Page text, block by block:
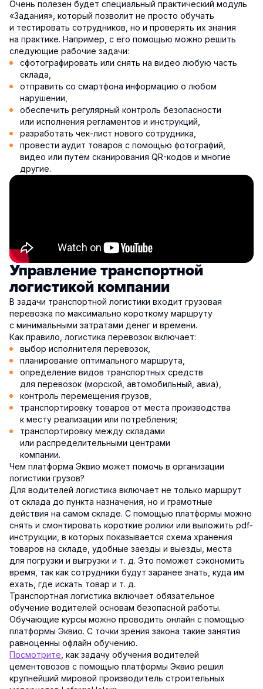
Очень полезен будет специальный практический модуль
«Задания», который позволит не просто обучать
и тестировать сотрудников, но и проверять их знания
на практике. Например, с его помощью можно решить
следующие рабочие задачи:
сфотографировать или снять на видео любую часть
склада,
отправить со смартфона информацию о любом
нарушении,
обеспечить регулярный контроль безопасности
или исполнения регламентов и инструкций,
разработать чек-лист нового сотрудника,
провести аудит товаров с помощью фотографий,
видео или путём сканирования QR-кодов и многие
другие.
Управление транспортной
логистикой компании
В задачи транспортной логистики входит грузовая
перевозка по максимально короткому маршруту
с минимальными затратами денег и времени.
Как правило, логистика перевозок включает:
выбор исполнителя перевозок,
планирование оптимального маршрута,
определение видов транспортных средств
для перевозок (морской, автомобильный, авиа),
контроль перемещения грузов,
транспортировку товаров от места производства
к месту реализации или потребления;
транспортировку между складами
или распределительными центрами
компании.
Чем платформа Эквио может помочь в организации
логистики грузов?
Для водителей логистика включает не только маршрут
от склада до пункта назначения, но и грамотные
действия на самом складе. С помощью платформы можно
снять и смонтировать короткие ролики или выложить pdf-
инструкции, в которых показывается схема хранения
товаров на складе, удобные заезды и выезды, места
для погрузки и выгрузки и т. д. Это поможет сэкономить
время, так как сотрудники будут заранее знать, куда им
ехать, где искать товар и т. д.
Транспортная логистика включает обязательное
обучение водителей основам безопасной работы.
Обучающие курсы можно проводить онлайн с помощью
платформы Эквио. С точки зрения закона такие занятия
равноценны офлайн обучению.
Посмотрите , как задачу обучения водителей
цементовозов с помощью платформы Эквио решил
крупнейший мировой производитель строительных